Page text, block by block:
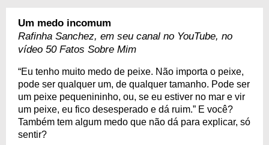
Um medo incomum
Rafinha Sanchez, em seu canal no YouTube, no
vídeo 50 Fatos Sobre Mim
“Eu tenho muito medo de peixe. Não importa o peixe,
pode ser qualquer um, de qualquer tamanho. Pode ser
um peixe pequenininho, ou, se eu estiver no mar e vir
um peixe, eu fico desesperado e dá ruim.” E você?
Também tem algum medo que não dá para explicar, só
sentir?